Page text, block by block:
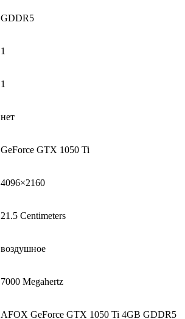
GDDR5
1
1
нет
GeForce GTX 1050 Ti
4096×2160
21.5 Centimeters
воздушное
7000 Megahertz
AFOX GeForce GTX 1050 Ti 4GB GDDR5